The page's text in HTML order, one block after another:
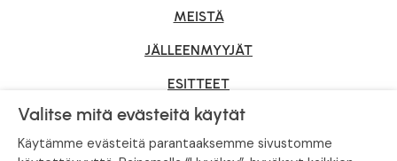
MEISTÄ
JÄLLEENMYYJÄT
ESITTEET
YRITYSMYYNTI
Valitse mitä evästeitä käytät
Käytämme evästeitä parantaaksemme sivustomme